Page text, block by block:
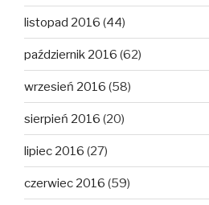
listopad 2016 (44)
październik 2016 (62)
wrzesień 2016 (58)
sierpień 2016 (20)
lipiec 2016 (27)
czerwiec 2016 (59)